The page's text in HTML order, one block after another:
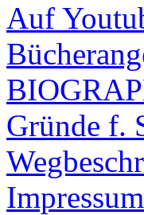
Auf
Gründe f.
Impressum